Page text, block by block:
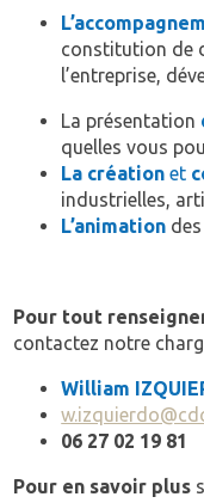
constitution de
l’entreprise,
La présentation
quelles vous
La création et
industrielles,
L’animation
Pour tout
contactez notre
William
06 27 02 19 81
Pour en savoir plus